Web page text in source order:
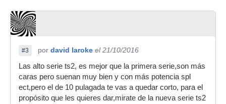
#3 por david laroke el 21/10/2016
Las alto serie ts2, es mejor que la primera serie,son más
caras pero suenan muy bien y con más potencia spl
ect,pero el de 10 pulagada te vas a quedar corto, para el
propósito que les quieres dar,mirate de la nueva serie ts2